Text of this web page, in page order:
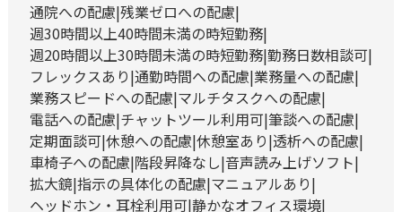
通院への配慮 残業ゼロへの配慮
週30時間以上40時間未満の時短勤務
週20時間以上30時間未満の時短勤務 勤務日数相談可
フレックスあり 通勤時間への配慮 業務量への配慮
業務スピードへの配慮 マルチタスクへの配慮
電話への配慮 チャットツール利用可 筆談への配慮
定期面談可 休憩への配慮 休憩室あり 透析への配慮
車椅子への配慮 階段昇降なし 音声読み上げソフト
拡大鏡 指示の具体化の配慮 マニュアルあり
ヘッドホン・耳栓利用可 静かなオフィス環境